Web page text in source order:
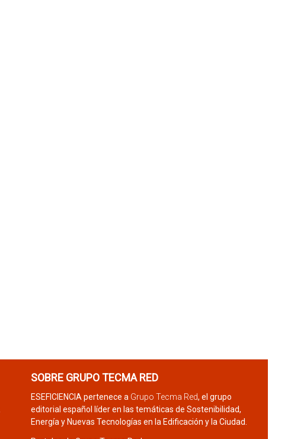
SOBRE GRUPO TECMA RED
ESEFICIENCIA pertenece a Grupo Tecma Red, el grupo
editorial español líder en las temáticas de Sostenibilidad,
Energía y Nuevas Tecnologías en la Edificación y la Ciudad.